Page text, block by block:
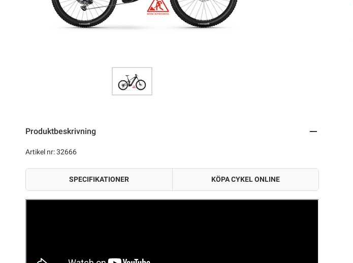
Produktbeskrivning
Artikel nr: 32666
SPECIFIKATIONER KÖPA CYKEL ONLINE